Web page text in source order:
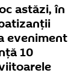
astăzi, în
eveniment
10